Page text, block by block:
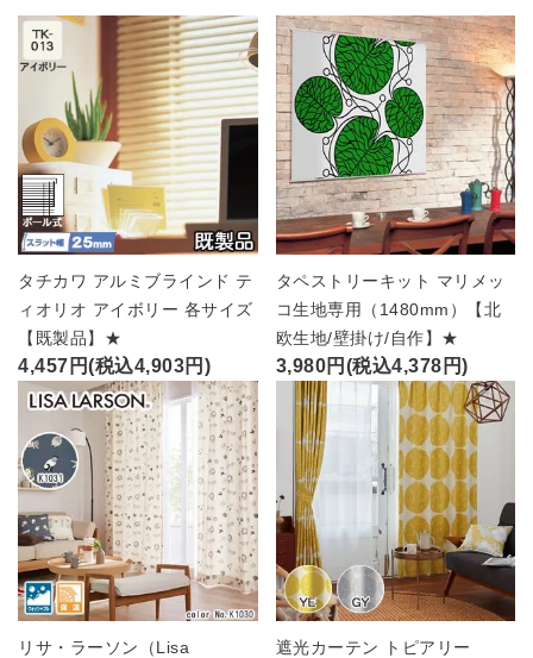
タチカワ アルミブラインド テ
ィオリオ アイボリー 各サイズ
【既製品】★
4,457円(税込4,903円)
タペストリーキット マリメッ
コ生地専用（1480mm）【北
欧生地/壁掛け/自作】★
3,980円(税込4,378円)
リサ・ラーソン（Lisa
遮光カーテン トピアリー